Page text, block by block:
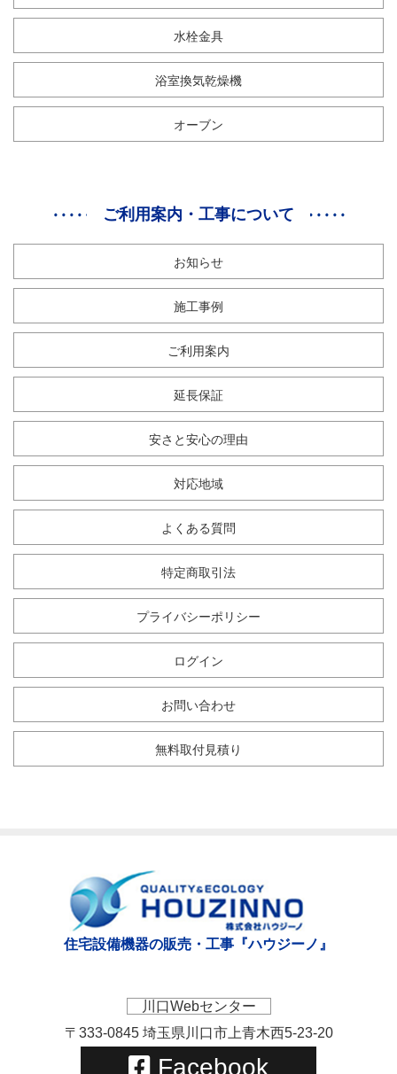
水栓金具
浴室換気乾燥機
オーブン
ご利用案内・工事について
お知らせ
施工事例
ご利用案内
延長保証
安さと安心の理由
対応地域
よくある質問
特定商取引法
プライバシーポリシー
ログイン
お問い合わせ
無料取付見積り
住宅設備機器の販売・工事『ハウジーノ』
川口Webセンター
〒333-0845 埼玉県川口市上青木西5-23-20
Facebook